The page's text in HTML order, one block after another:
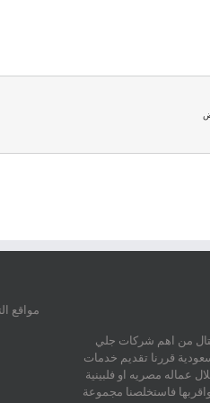
من اهم شركات جلي
قررنا تقديم خدمات
عماله مصريه او فلبينية
فاستخلصنا مجموعة
مواقع